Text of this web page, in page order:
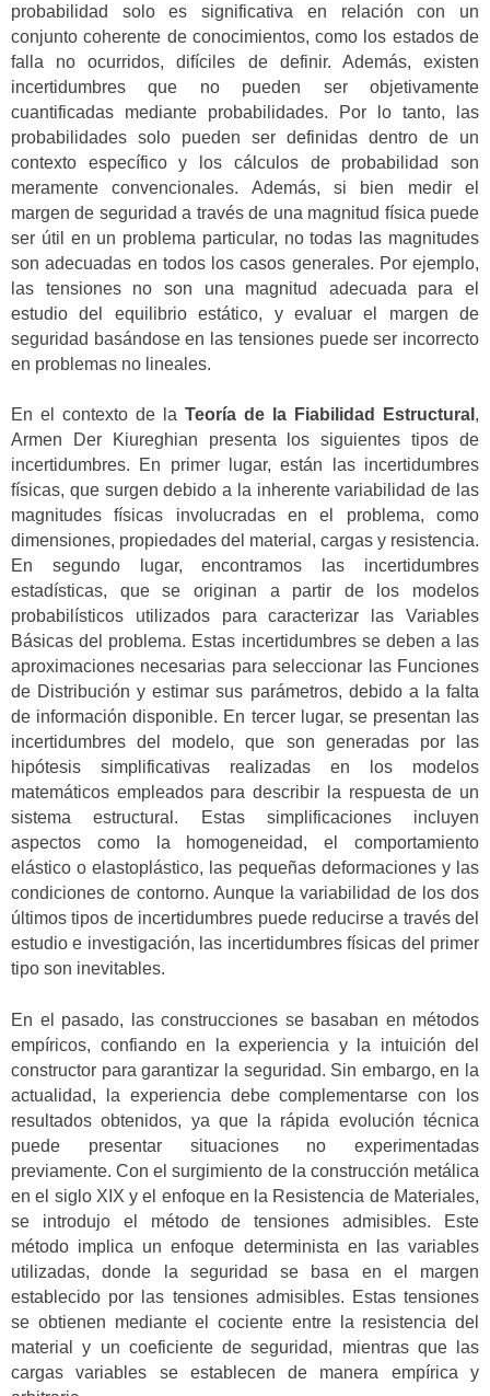
probabilidad solo es significativa en relación con un
conjunto coherente de conocimientos, como los estados de
falla no ocurridos, difíciles de definir. Además, existen
incertidumbres que no pueden ser objetivamente
cuantificadas mediante probabilidades. Por lo tanto, las
probabilidades solo pueden ser definidas dentro de un
contexto específico y los cálculos de probabilidad son
meramente convencionales. Además, si bien medir el
margen de seguridad a través de una magnitud física puede
ser útil en un problema particular, no todas las magnitudes
son adecuadas en todos los casos generales. Por ejemplo,
las tensiones no son una magnitud adecuada para el
estudio del equilibrio estático, y evaluar el margen de
seguridad basándose en las tensiones puede ser incorrecto
en problemas no lineales.
En el contexto de la Teoría de la Fiabilidad Estructural ,
Armen Der Kiureghian presenta los siguientes tipos de
incertidumbres. En primer lugar, están las incertidumbres
físicas, que surgen debido a la inherente variabilidad de las
magnitudes físicas involucradas en el problema, como
dimensiones, propiedades del material, cargas y resistencia.
En segundo lugar, encontramos las incertidumbres
estadísticas, que se originan a partir de los modelos
probabilísticos utilizados para caracterizar las Variables
Básicas del problema. Estas incertidumbres se deben a las
aproximaciones necesarias para seleccionar las Funciones
de Distribución y estimar sus parámetros, debido a la falta
de información disponible. En tercer lugar, se presentan las
incertidumbres del modelo, que son generadas por las
hipótesis simplificativas realizadas en los modelos
matemáticos empleados para describir la respuesta de un
sistema estructural. Estas simplificaciones incluyen
aspectos como la homogeneidad, el comportamiento
elástico o elastoplástico, las pequeñas deformaciones y las
condiciones de contorno. Aunque la variabilidad de los dos
últimos tipos de incertidumbres puede reducirse a través del
estudio e investigación, las incertidumbres físicas del primer
tipo son inevitables.
En el pasado, las construcciones se basaban en métodos
empíricos, confiando en la experiencia y la intuición del
constructor para garantizar la seguridad. Sin embargo, en la
actualidad, la experiencia debe complementarse con los
resultados obtenidos, ya que la rápida evolución técnica
puede presentar situaciones no experimentadas
previamente. Con el surgimiento de la construcción metálica
en el siglo XIX y el enfoque en la Resistencia de Materiales,
se introdujo el método de tensiones admisibles. Este
método implica un enfoque determinista en las variables
utilizadas, donde la seguridad se basa en el margen
establecido por las tensiones admisibles. Estas tensiones
se obtienen mediante el cociente entre la resistencia del
material y un coeficiente de seguridad, mientras que las
cargas variables se establecen de manera empírica y